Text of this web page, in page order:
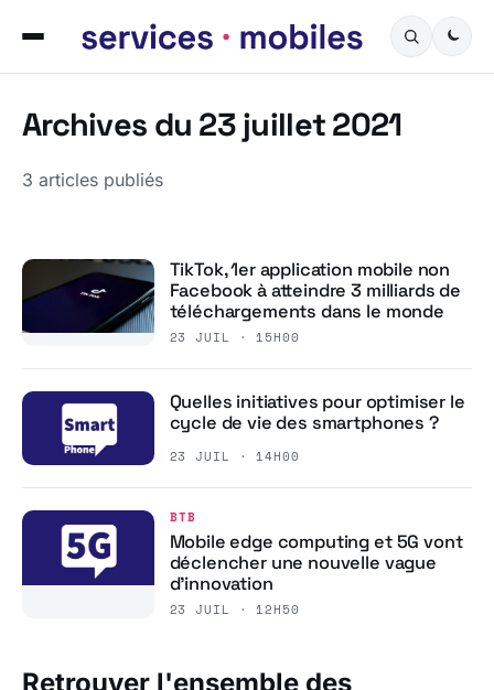
Archives du 23 juillet 2021
3 articles publiés
TikTok, 1er application mobile non
Facebook à atteindre 3 milliards de
téléchargements dans le monde
23 JUIL · 15H00
Quelles initiatives pour optimiser le
cycle de vie des smartphones ?
23 JUIL · 14H00
BTB
Mobile edge computing et 5G vont
déclencher une nouvelle vague
d’innovation
23 JUIL · 12H50
Retrouver l'ensemble des